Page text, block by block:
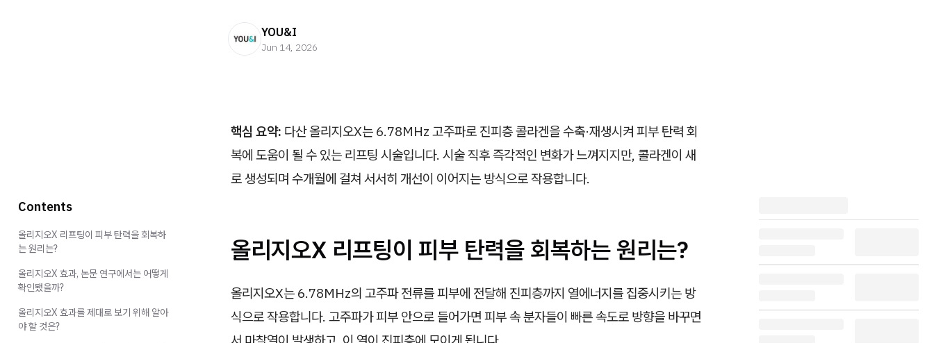
YOU&I
Jun 14, 2026
핵심 요약: 다산 올리지오X는 6.78MHz 고주파로 진피층 콜라겐을 수축·재생시켜 피부 탄력 회
복에 도움이 될 수 있는 리프팅 시술입니다. 시술 직후 즉각적인 변화가 느껴지지만, 콜라겐이 새
로 생성되며 수개월에 걸쳐 서서히 개선이 이어지는 방식으로 작용합니다.
올리지오X 리프팅이 피부 탄력을 회복하는 원리는?
올리지오X는 6.78MHz의 고주파 전류를 피부에 전달해 진피층까지 열에너지를 집중시키는 방
식으로 작용합니다. 고주파가 피부 안으로 들어가면 피부 속 분자들이 빠른 속도로 방향을 바꾸면
Contents
올리지오X 리프팅이 피부 탄력을 회복하
는 원리는?
올리지오X 효과, 논문 연구에서는 어떻게
확인됐을까?
올리지오X 효과를 제대로 보기 위해 알아
야 할 것은?